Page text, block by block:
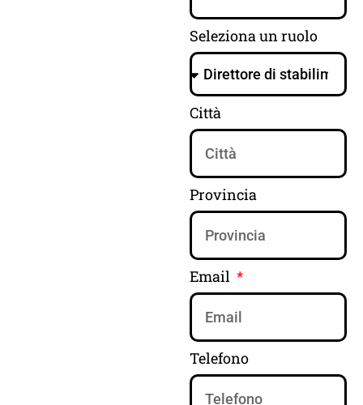
Seleziona un ruolo
Città
Provincia
Email
Telefono